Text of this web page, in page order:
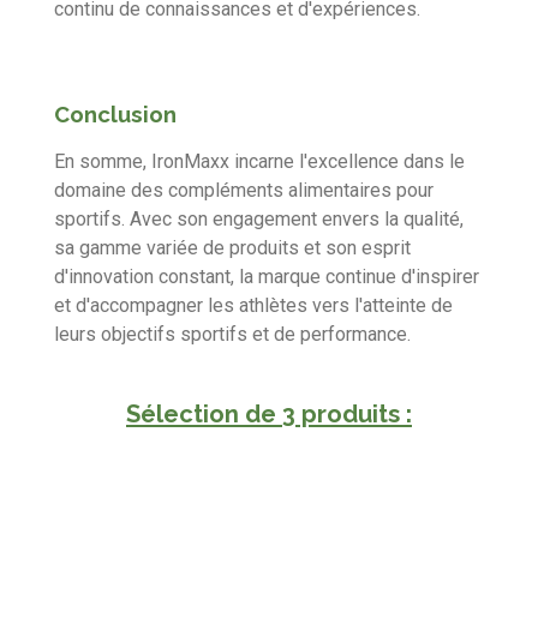
continu de connaissances et d'expériences.
Conclusion
En somme, IronMaxx incarne l'excellence dans le
domaine des compléments alimentaires pour
sportifs. Avec son engagement envers la qualité,
sa gamme variée de produits et son esprit
d'innovation constant, la marque continue d'inspirer
et d'accompagner les athlètes vers l'atteinte de
leurs objectifs sportifs et de performance.
Sélection de 3 produits :